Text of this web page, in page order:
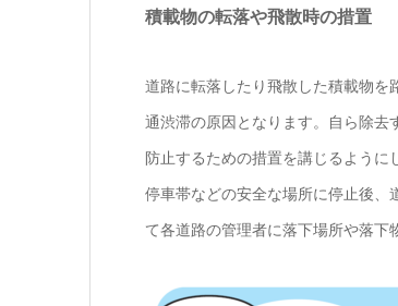
積載物の転落や飛散時の措置
道路に転落したり飛散した積載物
通渋滞の原因となります。自ら除
防止するための措置を講じるよう
停車帯などの安全な場所に停止後
て各道路の管理者に落下場所や落下